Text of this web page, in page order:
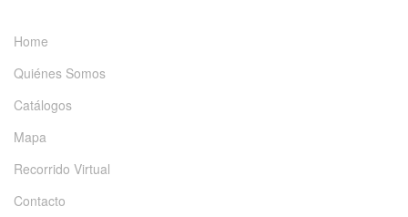
Home
Quiénes Somos
Catálogos
Mapa
Recorrido Virtual
Contacto